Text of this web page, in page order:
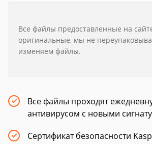
Все файлы предоставленные на
оригинальные, мы не
изменяем файлы.
Все файлы проходят
антивирусом с новыми
Сертификат безопасности